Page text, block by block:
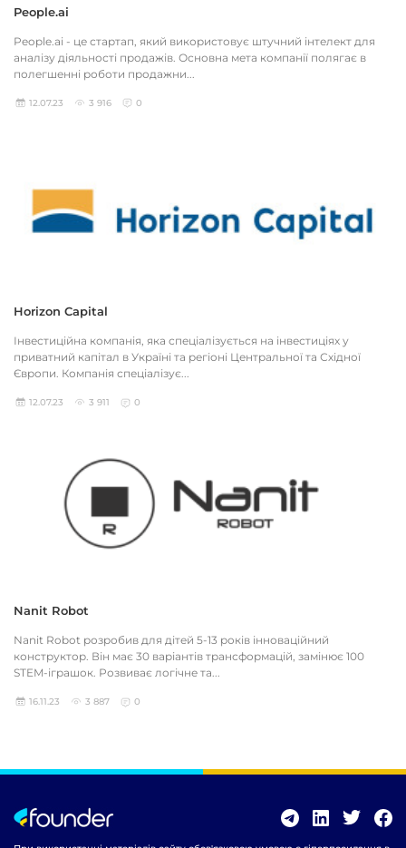
People.ai
People.ai - це стартап, який використовує штучний інтелект для
аналізу діяльності продажів. Основна мета компанії полягає в
полегшенні роботи продажни...
12.07.23 3 916 0
Horizon Capital
Інвестиційна компанія, яка спеціалізується на інвестиціях у
приватний капітал в Україні та регіоні Центральної та Східної
Європи. Компанія спеціалізує...
12.07.23 3 911 0
Nanit Robot
Nanit Robot розробив для дітей 5-13 років інноваційний
конструктор. Він має 30 варіантів трансформацій, замінює 100
STEM-іграшок. Розвиває логічне та...
16.11.23 3 887 0